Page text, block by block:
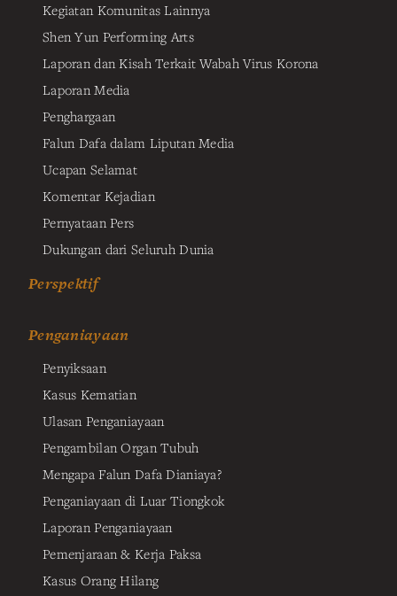
Kegiatan Komunitas Lainnya
Shen Yun Performing Arts
Laporan dan Kisah Terkait Wabah Virus Korona
Laporan Media
Penghargaan
Falun Dafa dalam Liputan Media
Ucapan Selamat
Komentar Kejadian
Pernyataan Pers
Dukungan dari Seluruh Dunia
Perspektif
Penganiayaan
Penyiksaan
Kasus Kematian
Ulasan Penganiayaan
Pengambilan Organ Tubuh
Mengapa Falun Dafa Dianiaya?
Penganiayaan di Luar Tiongkok
Laporan Penganiayaan
Pemenjaraan & Kerja Paksa
Kasus Orang Hilang